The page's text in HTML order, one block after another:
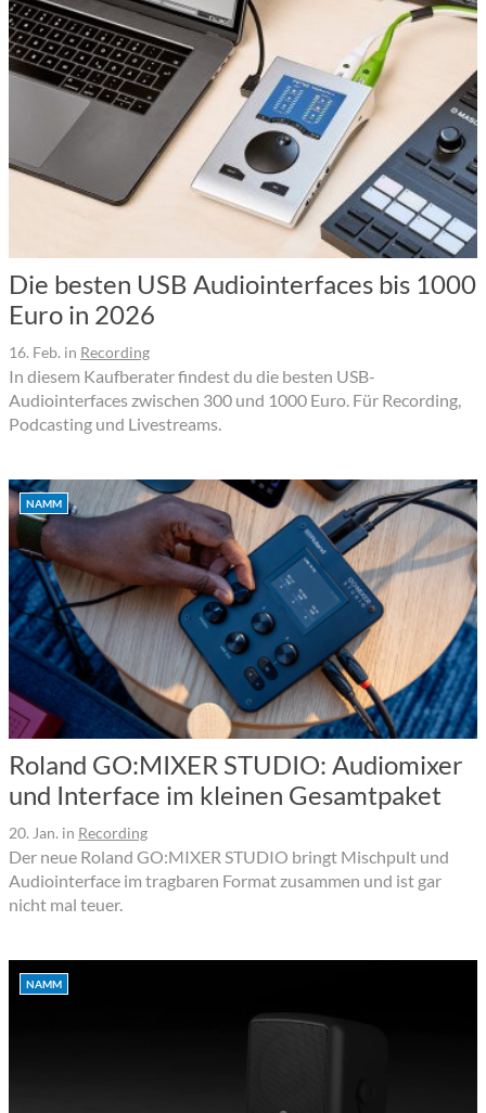
Die besten USB Audiointerfaces bis 1000
Euro in 2026
16. Feb. in Recording
In diesem Kaufberater findest du die besten USB-
Audiointerfaces zwischen 300 und 1000 Euro. Für Recording,
Podcasting und Livestreams.
NAMM
Roland GO:MIXER STUDIO: Audiomixer
und Interface im kleinen Gesamtpaket
20. Jan. in Recording
Der neue Roland GO:MIXER STUDIO bringt Mischpult und
Audiointerface im tragbaren Format zusammen und ist gar
nicht mal teuer.
NAMM